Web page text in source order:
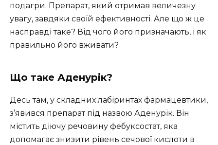
подагри. Препарат, який отримав величезну
увагу, завдяки своїй ефективності. Але що ж це
насправді таке? Від чого його призначають, і як
правильно його вживати?
Що таке Аденурік?
Десь там, у складних лабіринтах фармацевтики,
з’явився препарат під назвою Аденурік. Він
містить діючу речовину фебуксостат, яка
допомагає знизити рівень сечової кислоти в